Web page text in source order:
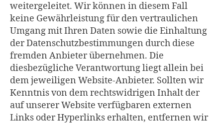
weitergeleitet. Wir können in diesem Fall
keine Gewährleistung für den vertraulichen
Umgang mit Ihren Daten sowie die Einhaltung
der Datenschutzbestimmungen durch diese
fremden Anbieter übernehmen. Die
diesbezügliche Verantwortung liegt allein bei
dem jeweiligen Website-Anbieter. Sollten wir
Kenntnis von dem rechtswidrigen Inhalt der
auf unserer Website verfügbaren externen
Links oder Hyperlinks erhalten, entfernen wir